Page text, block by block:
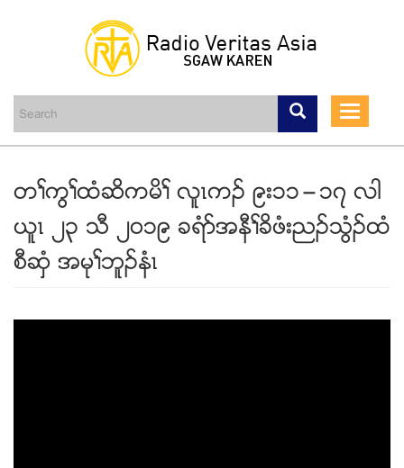
content
Toggle
တႈကြႈထံဆိကမိႈ လူၚကဥ ၉း၁၁”၁၇ လါ
ဎူၚ ၂၃ သီ ၂၀၁၉ ခရံဏအနီႈခိဖံးညဥသြံဥထံ
စီဆွံ အမုႈဘူဥနံၚ